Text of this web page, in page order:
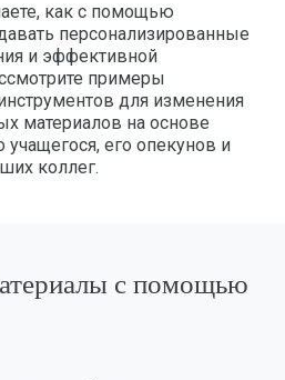
как с помощью
персонализированные
и эффективной
примеры
для изменения
материалов на основе
учащегося, его опекунов и
коллег.
с помощью